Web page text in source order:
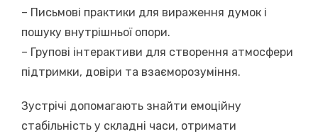
– Письмові практики для вираження думок і
пошуку внутрішньої опори.
– Групові інтерактиви для створення атмосфери
підтримки, довіри та взаєморозуміння.
Зустрічі допомагають знайти емоційну
стабільність у складні часи, отримати